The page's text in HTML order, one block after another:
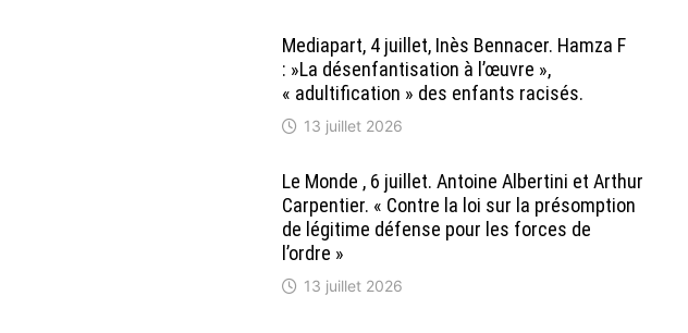
Mediapart, 4 juillet, Inès Bennacer. Hamza F
: »La désenfantisation à l’œuvre »,
« adultification » des enfants racisés.
13 juillet 2026
Le Monde , 6 juillet. Antoine Albertini et Arthur
Carpentier. « Contre la loi sur la présomption
de légitime défense pour les forces de
l’ordre »
13 juillet 2026